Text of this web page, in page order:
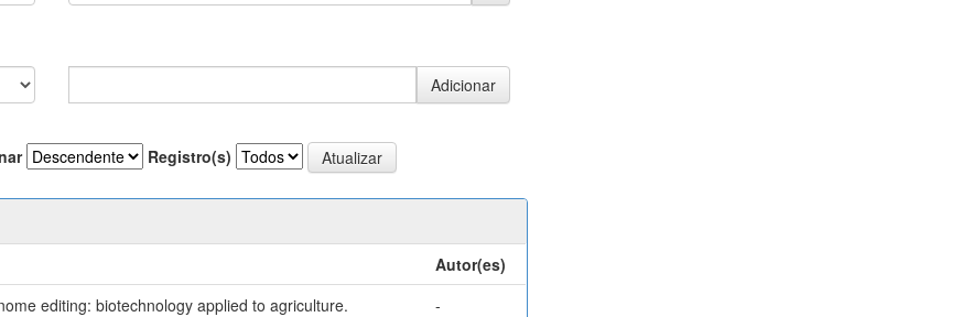
Registro(s)
Autor(es)
editing: biotechnology applied to agriculture.
-